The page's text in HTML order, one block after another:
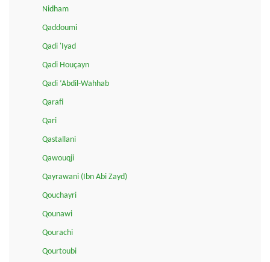
Nidham
Qaddoumi
Qadi 'Iyad
Qadi Houçayn
Qadi ‘Abdil-Wahhab
Qarafi
Qari
Qastallani
Qawouqji
Qayrawani (Ibn Abi Zayd)
Qouchayri
Qounawi
Qourachi
Qourtoubi